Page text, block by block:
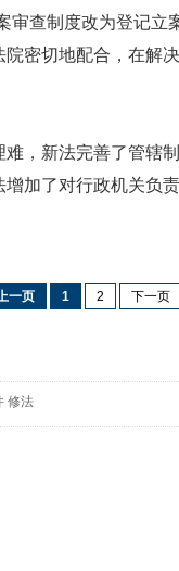
审查制度改为登记立
密切地配合，在解
新法完善了管辖制
加了对行政机关负
一页 1 2 下一页
修法